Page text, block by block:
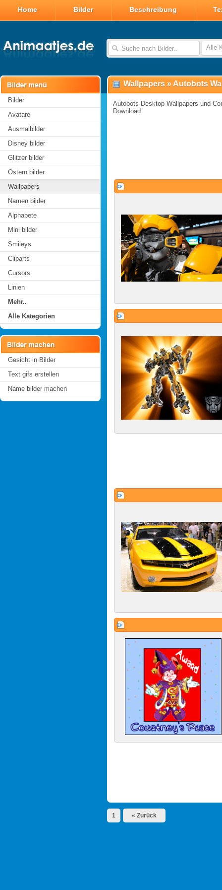
Home Bilder Beschreibung
Alle
Bilder
Avatare
Ausmalbilder
Disney bilder
Glitzer bilder
Ostern bilder
Wallpapers
Namen bilder
Alphabete
Mini bilder
Smileys
Cliparts
Cursors
Linien
Mehr..
Alle Kategorien
Gesicht in Bilder
Text gifs erstellen
Name bilder machen
Wallpapers » Autobots
Autobots Desktop Wallpapers und
Download.
1 « Zurück